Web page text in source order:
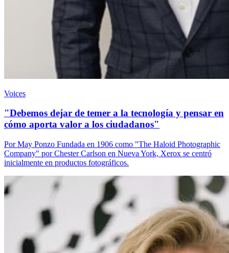
Voices
"Debemos dejar de temer a la tecnología y pensar en
cómo aporta valor a los ciudadanos"
Por May Ponzo Fundada en 1906 como "The Haloid Photographic
Company" por Chester Carlson en Nueva York, Xerox se centró
inicialmente en productos fotográficos.